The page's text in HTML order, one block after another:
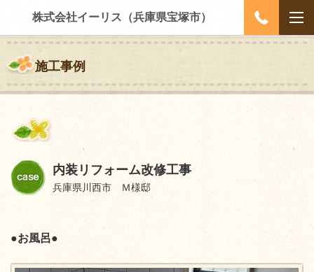
株式会社イーリス（兵庫県宝塚市）
施工事例
内装リフォーム改修工事
兵庫県川西市 Ｍ様邸
●お風呂●